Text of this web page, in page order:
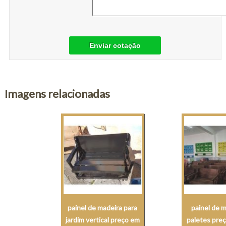
Enviar cotação
Imagens relacionadas
painel de madeira para
jardim vertical preço em
painel de
paletes